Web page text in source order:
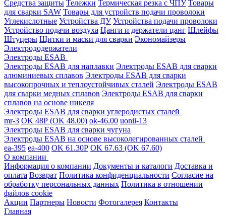
Средства защиты Тележки Термическая резка с ЧПУ Товары
для сварки SAW Товары для устройств подачи проволоки
Углекислотные Устройства ДУ Устройства подачи проволоки
Устройство подачи воздуха Цанги и держатели цанг Шлейфы
Штуцеры Щитки и маски для сварки Экономайзеры
Электрододержатели
Электроды ESAB
Электроды ESAB для наплавки Электроды ESAB для сварки
алюминиевых сплавов Электроды ESAB для сварки
высокопрочных и теплоустойчивых сталей Электроды ESAB
для сварки медных сплавов Электроды ESAB для сварки
сплавов на основе никеля
Электроды ESAB для сварки углеродистых сталей
mr-3 OK 48Р (OK 48.00) ok-46.00 uonii-13
Электроды ESAB для сварки чугуна
Электроды ESAB на основе высоколегированных сталей
ea-395 ea-400 OK 61.30Р OK 67.63 (OK 67.60)
О компании
Информация о компании Документы и каталоги Доставка и
оплата Возврат Политика конфиденциальности Согласие на
обработку персональных данных Политика в отношении
файлов cookie
Акции Партнеры Новости Фотогалерея Контакты
Главная